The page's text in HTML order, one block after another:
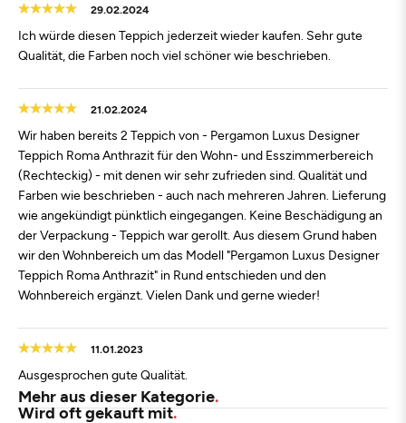
29.02.2024
Ich würde diesen Teppich jederzeit wieder kaufen. Sehr gute
Qualität, die Farben noch viel schöner wie beschrieben.
21.02.2024
Wir haben bereits 2 Teppich von - Pergamon Luxus Designer
Teppich Roma Anthrazit für den Wohn- und Esszimmerbereich
(Rechteckig) - mit denen wir sehr zufrieden sind. Qualität und
Farben wie beschrieben - auch nach mehreren Jahren. Lieferung
wie angekündigt pünktlich eingegangen. Keine Beschädigung an
der Verpackung - Teppich war gerollt. Aus diesem Grund haben
wir den Wohnbereich um das Modell "Pergamon Luxus Designer
Teppich Roma Anthrazit" in Rund entschieden und den
Wohnbereich ergänzt. Vielen Dank und gerne wieder!
11.01.2023
Ausgesprochen gute Qualität.
Mehr aus dieser Kategorie
Wird oft gekauft mit